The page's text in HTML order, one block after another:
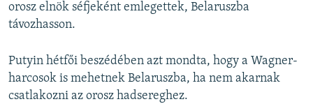
orosz elnök séfjeként emlegettek, Belaruszba
távozhasson.
Putyin hétfői beszédében azt mondta, hogy a Wagner-
harcosok is mehetnek Belaruszba, ha nem akarnak
csatlakozni az orosz hadsereghez.